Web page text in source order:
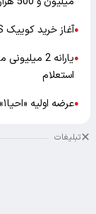
●آغاز خرید کوییک S با پیش‌پرداخت ۴۹۹ میلیونی
●
استعلام
●عرضه اولیه «احیا۱» ۱۹ مرداد در فرابورس
تبلیغات